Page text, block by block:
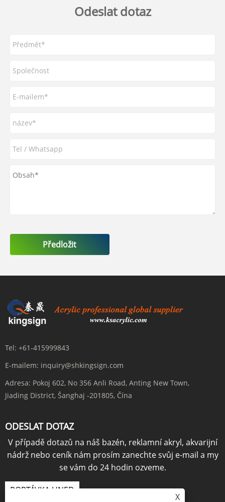
Odeslat dotaz
Předložit
Tel: +61-415999843
E-mailem: inquiry@shkingsign.com
Adresa: Pokoj 602, No 356 Anli Road, Anting New Town,
Jiading District, Šanghaj -201805, Čína
ODESLAT DOTAZ
V případě dotazů na náš bazén, reklamní akryl, akvarijní
nádrž nebo ceník nám prosím zanechte svůj e-mail a my
se vám do 24 hodin ozveme.
POPTÁVKA HNED
X